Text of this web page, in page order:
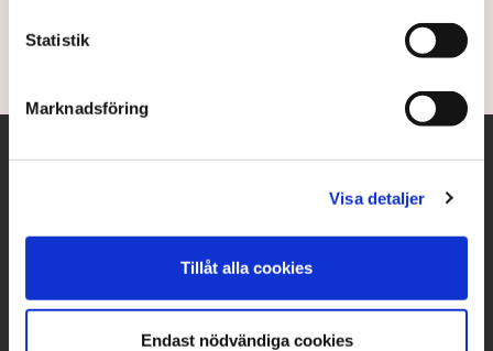
Statistik
Marknadsföring
Visa detaljer
Tillåt alla cookies
Endast nödvändiga cookies
3 years ago |